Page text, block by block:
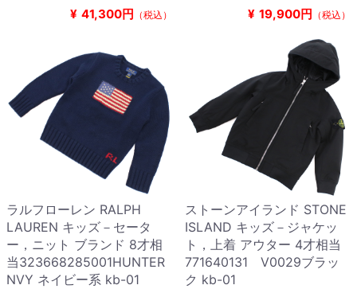
¥ 41,300円 （税込） ¥ 19,900円 （税込）
ラルフローレン RALPH
LAUREN キッズ－セータ
ー，ニット ブランド 8才相
当323668285001HUNTER
NVY ネイビー系 kb-01
ストーンアイランド STONE
ISLAND キッズ－ジャケッ
ト，上着 アウター 4才相当
771640131 V0029ブラッ
ク kb-01